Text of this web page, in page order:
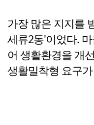
가장 많은 지지를
세류2동'이었다.
어 생활환경을 개
생활밀착형 요구